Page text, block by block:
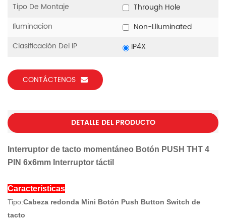
Tipo De Montaje
Through Hole
Iluminacion
Non-Llluminated
Clasificación Del IP
IP4X
CONTÁCTENOS
DETALLE DEL PRODUCTO
Interruptor de tacto momentáneo Botón PUSH THT 4
PIN 6x6mm Interruptor táctil
Características
Tipo:Cabeza redonda Mini Botón Push Button Switch de
tacto